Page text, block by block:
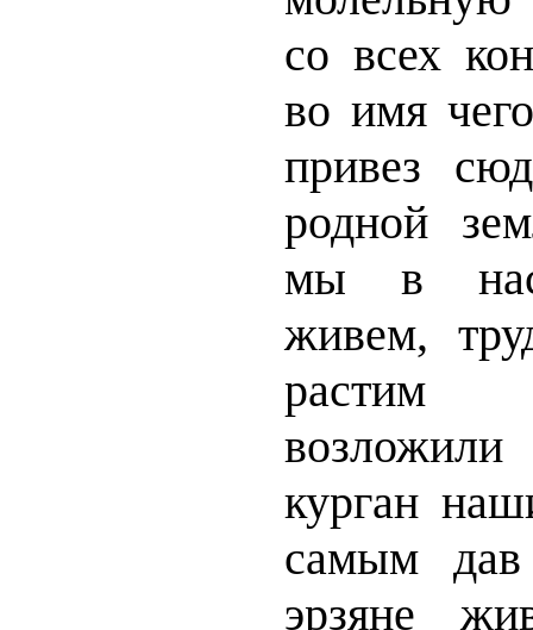
со всех
во имя
привез
родной
мы в
живем,
курган
самым
эрзяне